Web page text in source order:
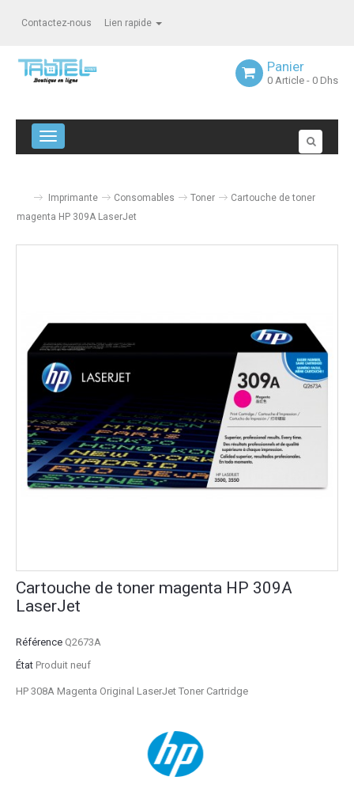
Contactez-nous Lien rapide
Panier
0 Article - 0 Dhs
Navigation bascule
Imprimante Consomables Toner
Cartouche de toner
magenta HP 309A LaserJet
Cartouche de toner magenta HP 309A
LaserJet
Référence Q2673A
État Produit neuf
HP 308A Magenta Original LaserJet Toner Cartridge